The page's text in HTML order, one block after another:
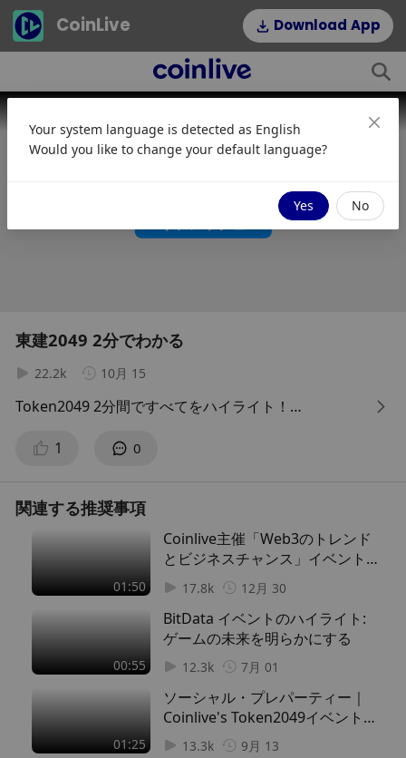
CoinLive Download App
This
window.
The media could not be loaded, either because the server or
network failed or because the format is not supported.
東建2049 2分でわかる
22.2k 10月 15
Token2049 2分間ですべてをハイライト！
各ソーシャルプラットフォームで検索してください：
- リンクトイン https://www.linkedin.com/company/
coinlivehq/
- Youtube https://www.youtube.com/@coinlivehq
- Tiktok https://www.tiktok.com/@coinlivehq
- インスタグラム https://www.instagram.com/coinliv
- フェイスブック https://www.facebook.com/Coinliv
eHQ/
- テレグラム - https://t.me/CoinliveHQ
#Coinlive #Interview #Trader #Web3 #Blockchain #
Bitcoin #BTC #Ethereum #ETH #Cardano #ADA #Sol
1 0
関連する推奨事項
Coinlive主催「Web3のトレンド
とビジネスチャンス」イベントの
見どころ
01:50 17.8k 12月 30
BitData イベントのハイライト:
ゲームの未来を明らかにする
00:55 12.3k 7月 01
ソーシャル・プレパーティー｜
Coinlive's Token2049イベントハ
イライト
01:25 13.3k 9月 13
Your system language is detected as English
Would you like to change your default language?
Yes No